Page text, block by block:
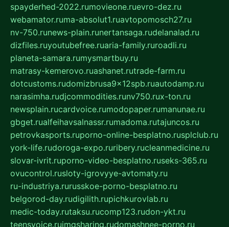
spayderhed-2022.rumovieone.ruevro-dez.ru
webamator.ruma-absolut1.ruavtopomosch27.ru
nv-750.runews-plain.runertansaga.rudelanalad.ru
dizfiles.ruyoutubefree.ruaria-family.ruroadli.ru
planeta-samara.rumysmartbuy.ru
matrasy-kemerovo.ruashanet.rutrade-farm.ru
dotcustoms.rudomizbrusa9x12spb.ruautodamp.ru
narasimha.rudjcommodities.runv750.rux-ton.ru
newsplain.rucardvoice.rumodopaper.rumanunae.ru
gbget.rualfeihavsalnassr.rumadoma.rutajuncos.ru
petrovkasports.ruporno-online-besplatno.rusplclub.ru
york-life.rudoroga-expo.ruribery.rucleanmedicine.ru
slovar-ivrit.ruporno-video-besplatno.ruseks-365.ru
ovucontrol.rusloty-igrovyye-avtomaty.ru
ru-industriya.rurusskoe-porno-besplatno.ru
belgorod-day.rudigilith.rupichkurovlab.ru
medic-today.rutaksu.rucomp123.rudon-ykt.ru
teensvoice.ruimgsharing.rudomashnee-porno.ru